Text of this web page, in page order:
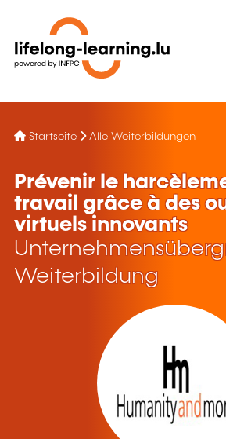
Startseite Alle Weiterbildungen
Prévenir le
travail grâce à des
virtuels innovants
Weiterbildung